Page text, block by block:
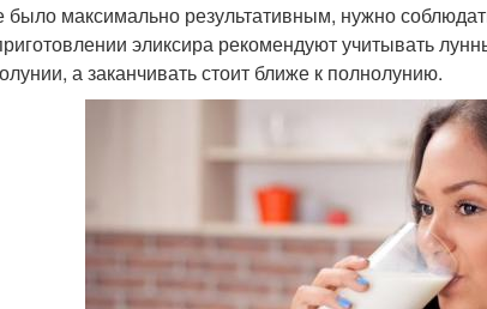
было максимально результативным, нужно
эликсира рекомендуют учитывать
а заканчивать стоит ближе к полнолунию.